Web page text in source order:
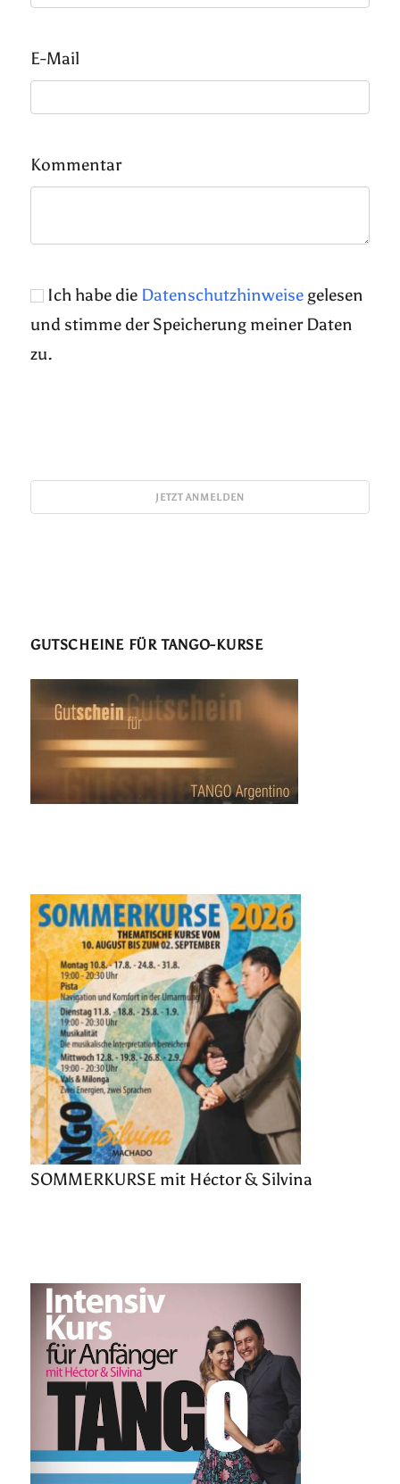
E-Mail
Kommentar
Ich habe die Datenschutzhinweise gelesen
und stimme der Speicherung meiner Daten
zu.
GUTSCHEINE FÜR TANGO-KURSE
SOMMERKURSE mit Héctor & Silvina